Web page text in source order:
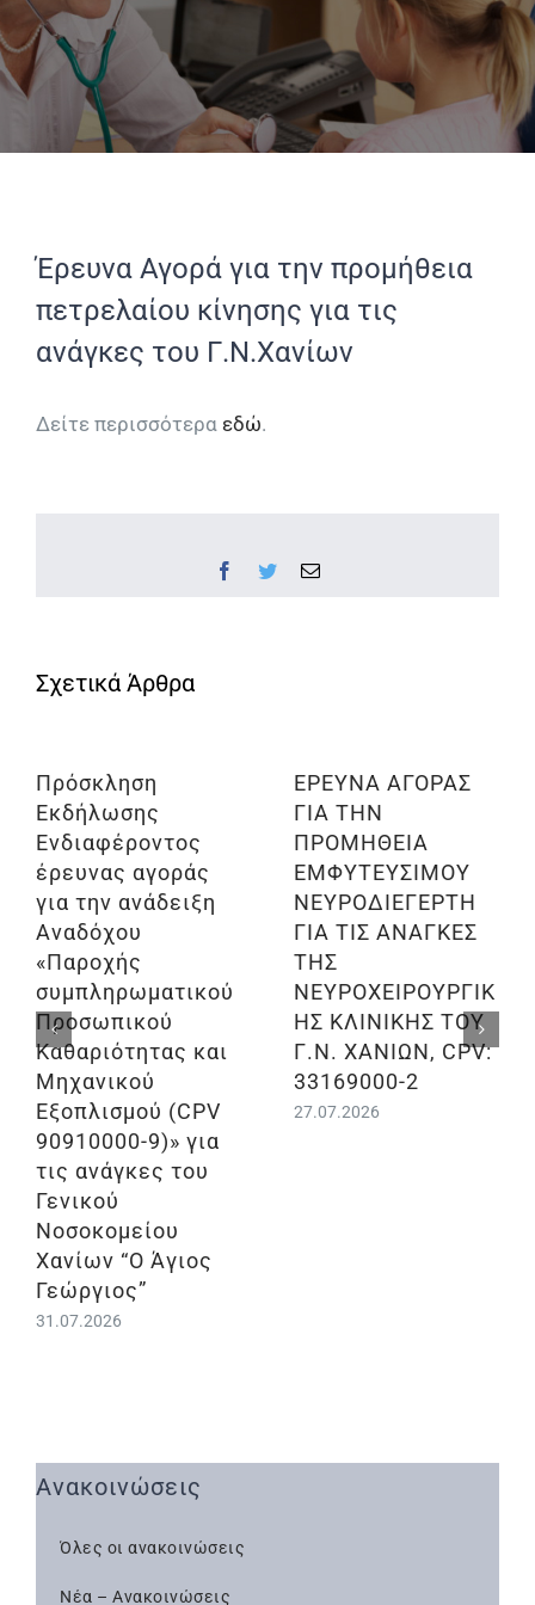
Έρευνα Αγορά για την προμήθεια
πετρελαίου κίνησης για τις
ανάγκες του Γ.Ν.Χανίων
Δείτε περισσότερα εδώ.
Facebook
TwitterEmail
Πρόσκληση
Εκδήλωσης
Ενδιαφέροντος
έρευνας αγοράς
για την ανάδειξη
Αναδόχου
«Παροχής
συμπληρωματικού
Προσωπικού
Καθαριότητας και
Μηχανικού
Εξοπλισμού (CPV
90910000-9)» για
τις ανάγκες του
Γενικού
Νοσοκομείου
Χανίων “Ο Άγιος
Γεώργιος”
31.07.2026
ΕΡΕΥΝΑ ΑΓΟΡΑΣ
ΓΙΑ ΤΗΝ
ΠΡΟΜΗΘΕΙΑ
ΕΜΦΥΤΕΥΣΙΜΟΥ
ΝΕΥΡΟΔΙΕΓΕΡΤΗ
ΓΙΑ ΤΙΣ ΑΝΑΓΚΕΣ
ΤΗΣ
ΝΕΥΡΟΧΕΙΡΟΥΡΓΙΚ
ΗΣ ΚΛΙΝΙΚΗΣ ΤΟΥ
Γ.Ν. ΧΑΝΙΩΝ, CPV:
33169000-2
27.07.2026
Ανακοινώσεις
Όλες οι ανακοινώσεις
Νέα – Ανακοινώσεις